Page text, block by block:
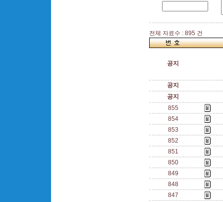
전체 자료수 : 895 건
공지
공지
공지
855
854
853
852
851
850
849
848
847